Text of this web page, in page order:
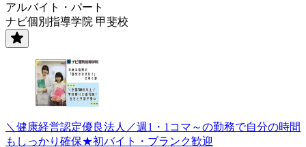
アルバイト・パート
ナビ個別指導学院 甲斐校
＼健康経営認定優良法人／週1・1コマ～の勤務で自分の時間
もしっかり確保★初バイト・ブランク歓迎